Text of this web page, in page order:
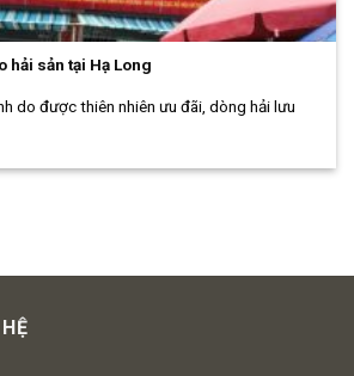
hải sản tại Hạ Long
do được thiên nhiên ưu đãi, dòng hải lưu